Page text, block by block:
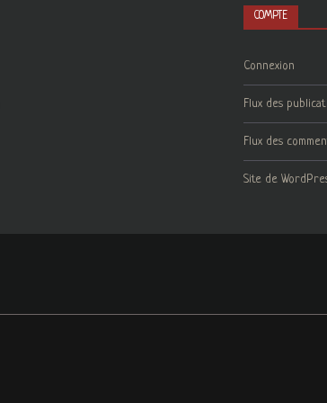
COMPTE
Connexion
Flux des
Flux des
Site de